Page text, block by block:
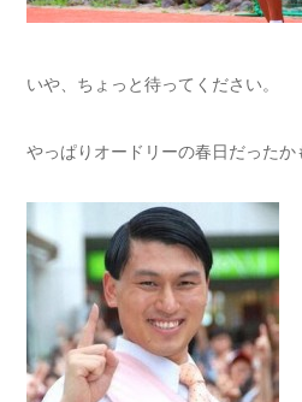
いや、ちょっと待ってください。
やっぱりオードリーの春日だったか